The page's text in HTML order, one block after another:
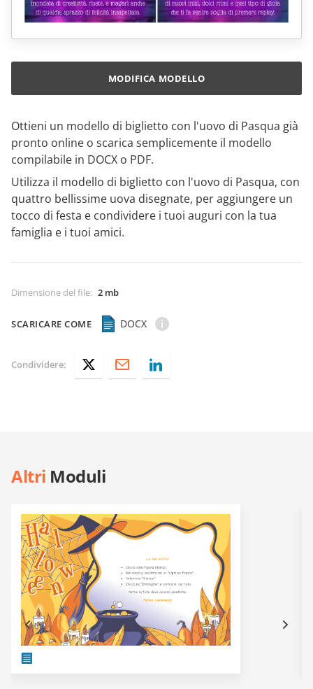
Ottieni un modello di biglietto con l'uovo di Pasqua già
pronto online o scarica semplicemente il modello
compilabile in DOCX o PDF.
Utilizza il modello di biglietto con l'uovo di Pasqua, con
quattro bellissime uova disegnate, per aggiungere un
tocco di festa e condividere i tuoi auguri con la tua
famiglia e i tuoi amici.
Dimensione del file: 2 mb
SCARICARE COME DOCX
MODIFICA MODELLO
Condividere:
Altri Moduli